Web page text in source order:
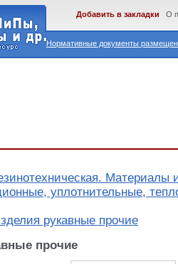
Нормативные документы
Добавить в закладки О
Материалы
уплотнительные,
рукавные прочие
прочие